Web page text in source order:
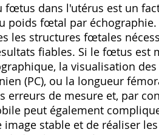
fœtus dans l'utérus est un
poids fœtal par
les structures fœtales
fiables. Si le fœtus est
la visualisation
(PC), ou la longueur
erreurs de mesure et, par
peut également
stable et de réaliser